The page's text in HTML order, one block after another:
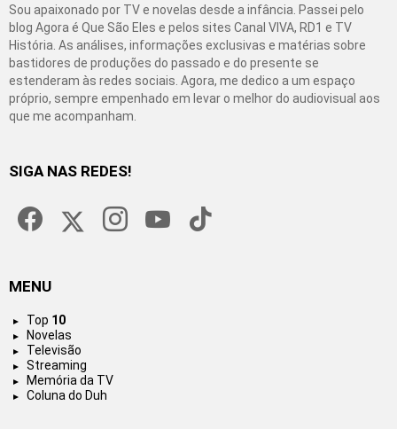
Sou apaixonado por TV e novelas desde a infância. Passei pelo
blog Agora é Que São Eles e pelos sites Canal VIVA, RD1 e TV
História. As análises, informações exclusivas e matérias sobre
bastidores de produções do passado e do presente se
estenderam às redes sociais. Agora, me dedico a um espaço
próprio, sempre empenhado em levar o melhor do audiovisual aos
que me acompanham.
SIGA NAS REDES!
MENU
Top 10
Novelas
Televisão
Streaming
Memória da TV
Coluna do Duh